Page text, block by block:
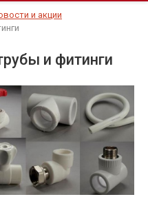
и акции
и фитинги